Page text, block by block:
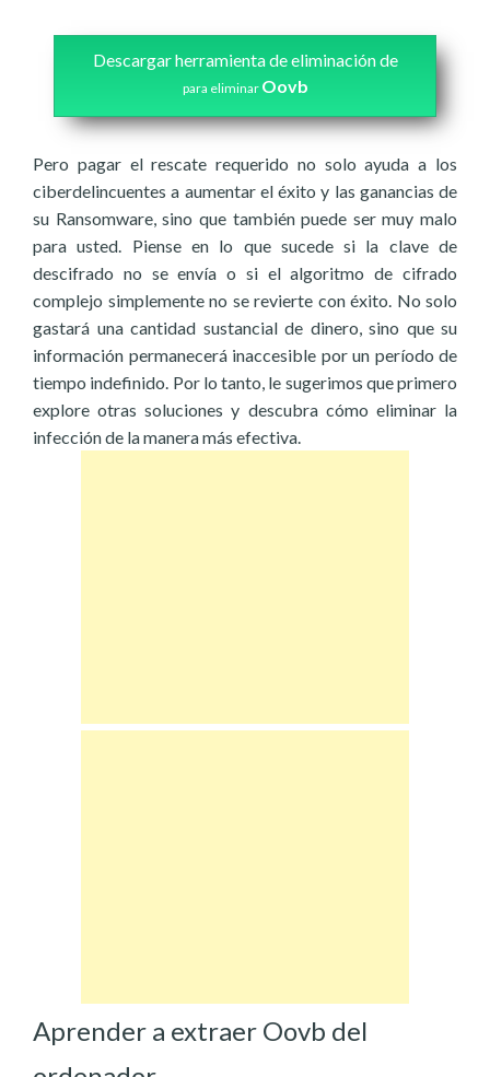
Descargar herramienta de eliminación de
para eliminar Oovb
Pero pagar el rescate requerido no solo ayuda a los
ciberdelincuentes a aumentar el éxito y las ganancias de
su Ransomware, sino que también puede ser muy malo
para usted. Piense en lo que sucede si la clave de
descifrado no se envía o si el algoritmo de cifrado
complejo simplemente no se revierte con éxito. No solo
gastará una cantidad sustancial de dinero, sino que su
información permanecerá inaccesible por un período de
tiempo indefinido. Por lo tanto, le sugerimos que primero
explore otras soluciones y descubra cómo eliminar la
infección de la manera más efectiva.
Aprender a extraer Oovb del